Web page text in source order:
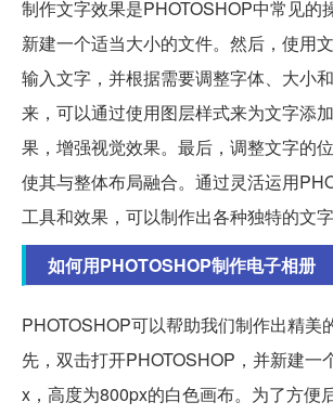
制作文字效果是PHOTOSHOP中常见的
新建一个适当大小的文件。然后，使用
输入文字，并根据需要调整字体、大小
来，可以通过使用图层样式来为文字添
果，增强视觉效果。最后，调整文字的
使其与整体布局融合。通过灵活运用
工具和效果，可以制作出各种独特的文字
如何用PHOTOSHOP制作电子相册
PHOTOSHOP可以帮助我们制作出精美
先，双击打开PHOTOSHOP，并新建一
x，高度为800px的白色画布。为了方便